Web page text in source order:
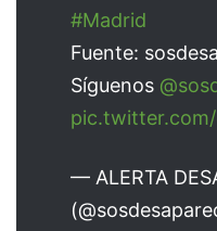
#Madrid
Fuente:
Síguenos
— ALERTA